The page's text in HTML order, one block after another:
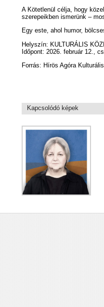
A Kötetlenül célja, hogy
szerepeikben ismerünk –
Egy este, ahol humor,
Helyszín: KULTURÁLIS
Időpont: 2026. február 12.,
Forrás: Hírös Agóra
Kapcsolódó képek